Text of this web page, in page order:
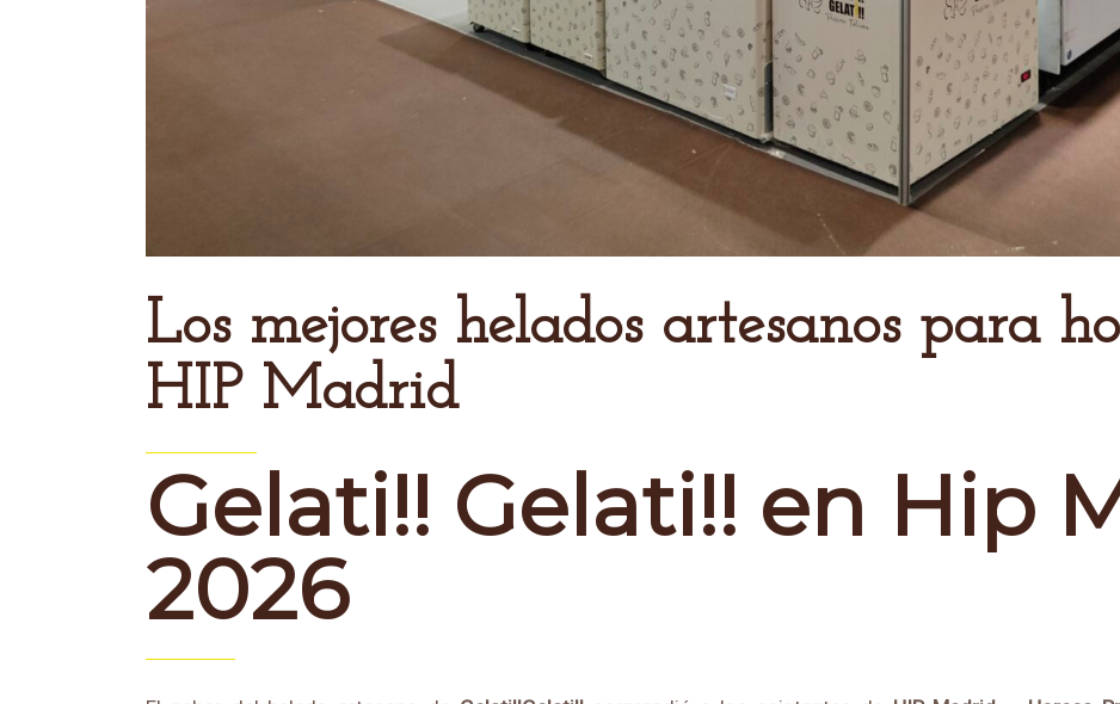
Los mejores helados artesanos para hostelería en
HIP Madrid
Gelati!! Gelati!! en Hip
2026